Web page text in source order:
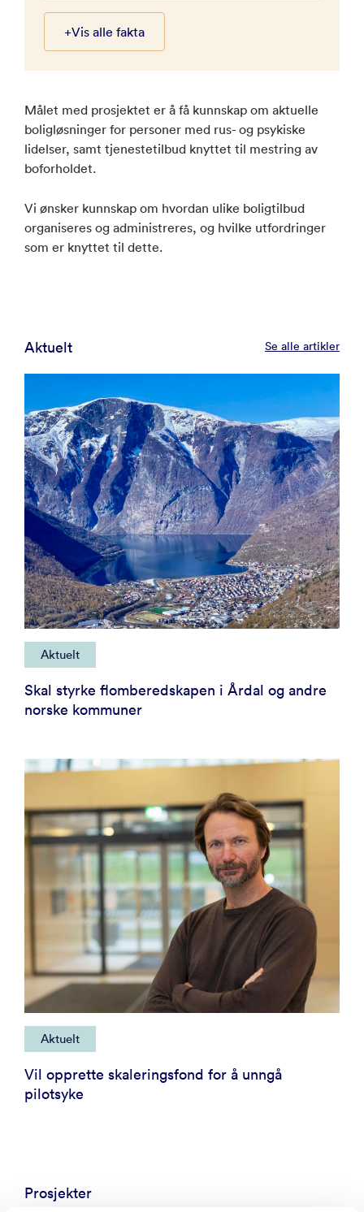
+Vis alle fakta
Målet med prosjektet er å få kunnskap om aktuelle
boligløsninger for personer med rus- og psykiske
lidelser, samt tjenestetilbud knyttet til mestring av
boforholdet.
Vi ønsker kunnskap om hvordan ulike boligtilbud
organiseres og administreres, og hvilke utfordringer
som er knyttet til dette.
Aktuelt Se alle artikler
Aktuelt
Skal styrke flomberedskapen i Årdal og andre
norske kommuner
Aktuelt
Vil opprette skaleringsfond for å unngå
pilotsyke
Prosjekter